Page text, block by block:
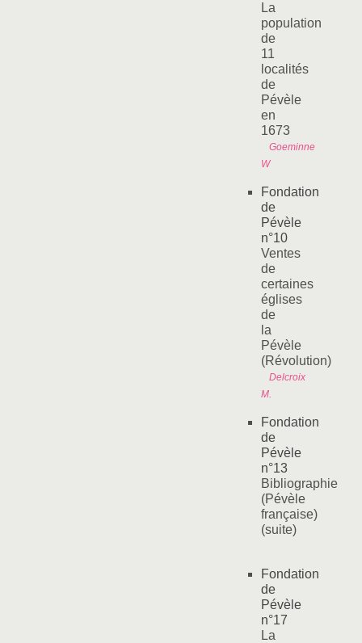
La
population
de
11
localités
de
Pévèle
en
1673
Goeminne
W
Fondation
de
Pévèle
n°10
Ventes
de
certaines
églises
de
la
Pévèle
(Révolution)
Delcroix
M.
Fondation
de
Pévèle
n°13
Bibliographie
(Pévèle
française)
(suite)
Fondation
de
Pévèle
n°17
La